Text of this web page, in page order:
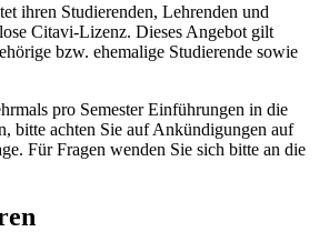
ihren Studierenden, Lehrenden und
Citavi-Lizenz. Dieses Angebot gilt
bzw. ehemalige Studierende sowie
pro Semester Einführungen in die
bitte achten Sie auf Ankündigungen auf
Für Fragen wenden Sie sich bitte an die